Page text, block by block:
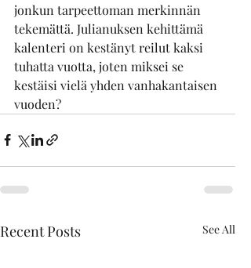
jonkun tarpeettoman merkinnän
tekemättä. Julianuksen kehittämä
kalenteri on kestänyt reilut kaksi
tuhatta vuotta, joten miksei se
kestäisi vielä yhden vanhakantaisen
vuoden?
Recent Posts See All